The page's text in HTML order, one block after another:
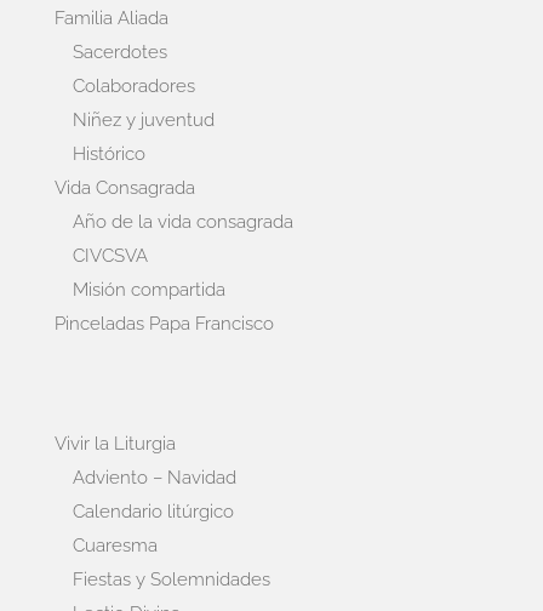
Familia Aliada
Sacerdotes
Colaboradores
Niñez y juventud
Histórico
Vida Consagrada
Año de la vida consagrada
CIVCSVA
Misión compartida
Pinceladas Papa Francisco
Vivir la Liturgia
Adviento – Navidad
Calendario litúrgico
Cuaresma
Fiestas y Solemnidades